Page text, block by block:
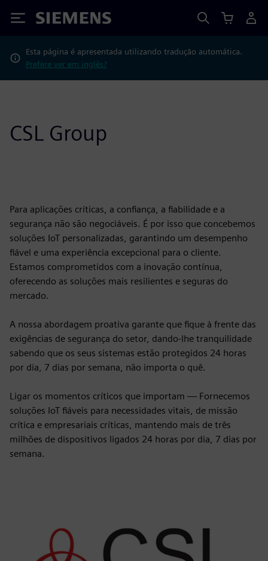
Siemens
Esta página é apresentada utilizando tradução automática.
Prefere ver em inglês?
CSL Group
Para aplicações críticas, a confiança, a fiabilidade e a
segurança não são negociáveis. É por isso que concebemos
soluções IoT personalizadas, garantindo um desempenho
fiável e uma experiência excepcional para o cliente.
Estamos comprometidos com a inovação contínua,
oferecendo as soluções mais resilientes e seguras do
mercado.
A nossa abordagem proativa garante que fique à frente das
exigências de segurança do setor, dando-lhe tranquilidade
sabendo que os seus sistemas estão protegidos 24 horas
por dia, 7 dias por semana, não importa o quê.
Ligar os momentos críticos que importam — Fornecemos
soluções IoT fiáveis para necessidades vitais, de missão
crítica e empresariais críticas, mantendo mais de três
milhões de dispositivos ligados 24 horas por dia, 7 dias por
semana.